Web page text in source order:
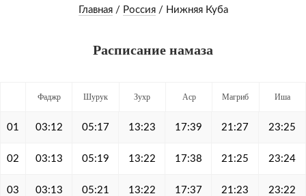
Главная/ Россия/ Нижняя Куба
Расписание намаза
Фаджр Шурук Зухр Аср Магриб Иша
01 03:12 05:17 13:23 17:39 21:27 23:25
02 03:13 05:19 13:22 17:38 21:25 23:24
03 03:13 05:21 13:22 17:37 21:23 23:22